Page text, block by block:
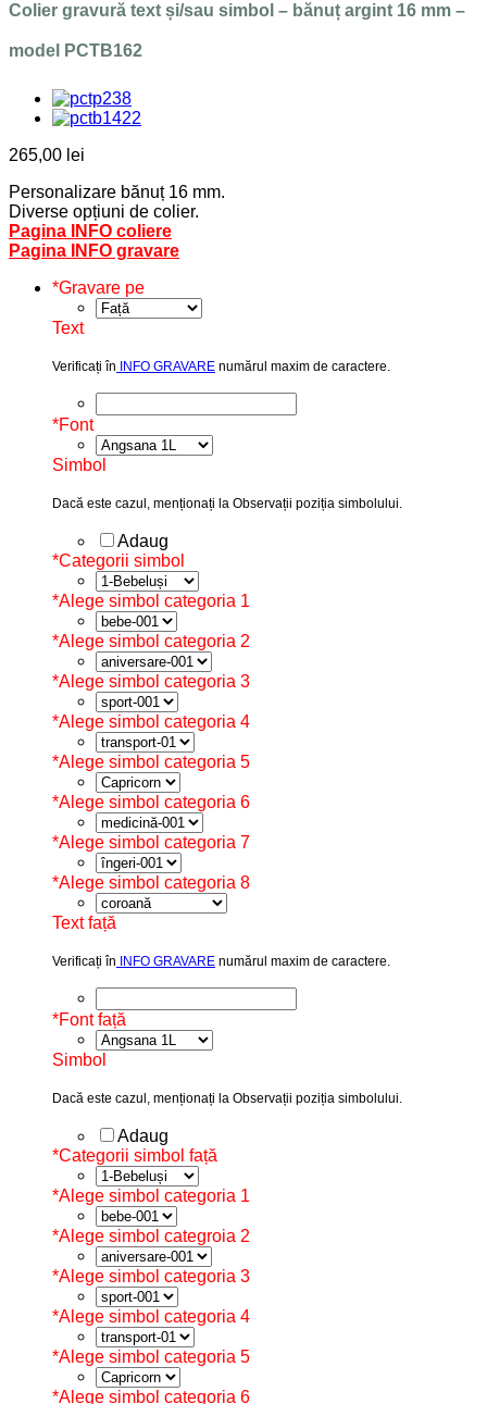
Colier gravură text și/sau simbol – bănuț argint 16 mm –
model PCTB162
265,00 lei
Personalizare bănuț 16 mm.
Diverse opțiuni de colier.
Pagina INFO coliere
Pagina INFO gravare
*Gravare pe
Text
Verificați în INFO GRAVARE numărul maxim de caractere.
*Font
Simbol
Dacă este cazul, menționați la Observații poziția simbolului.
Adaug
*Categorii simbol
*Alege simbol categoria 1
*Alege simbol categoria 2
*Alege simbol categoria 3
*Alege simbol categoria 4
*Alege simbol categoria 5
*Alege simbol categoria 6
*Alege simbol categoria 7
*Alege simbol categoria 8
Text față
Verificați în INFO GRAVARE numărul maxim de caractere.
*Font față
Simbol
Dacă este cazul, menționați la Observații poziția simbolului.
Adaug
*Categorii simbol față
*Alege simbol categoria 1
*Alege simbol categroia 2
*Alege simbol categoria 3
*Alege simbol categoria 4
*Alege simbol categoria 5
*Alege simbol categoria 6